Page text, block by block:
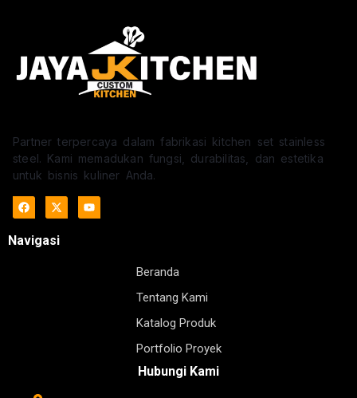
Partner terpercaya dalam fabrikasi kitchen set stainless
steel. Kami memadukan fungsi, durabilitas, dan estetika
untuk bisnis kuliner Anda.
Navigasi
Beranda
Tentang Kami
Katalog Produk
Portfolio Proyek
Hubungi Kami